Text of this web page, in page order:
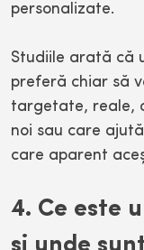
personalizate.
Studiile arată că
preferă chiar să
targetate, reale,
noi sau care
care aparent
4. Ce este